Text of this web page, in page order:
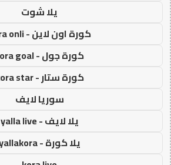
يلا شوت
كورة اون لاين - kora onli
كورة جول - kora goal
كورة ستار - kora star
سوريا لايف
يلا لايف - yalla live
يلا كورة - yallakora